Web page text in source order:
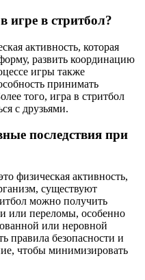
игре в стритбол?
активность, которая
развить координацию
игры также
принимать
того, игра в стритбол
с друзьями.
последствия при
физическая активность,
существуют
можно получить
или переломы, особенно
или неровной
правила безопасности и
чтобы минимизировать